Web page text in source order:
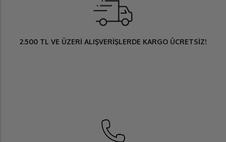
2.500 TL VE ÜZERİ ALIŞVERİŞLERDE KARGO ÜCRETSİZ!